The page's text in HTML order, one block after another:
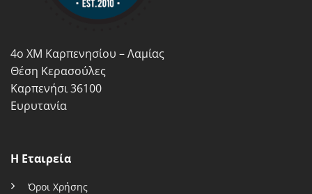
του
προϊόντος
4ο ΧΜ Καρπενησίου – Λαμίας
Θέση Κερασούλες
Καρπενήσι 36100
Ευρυτανία
Η Εταιρεία
Όροι Χρήσης